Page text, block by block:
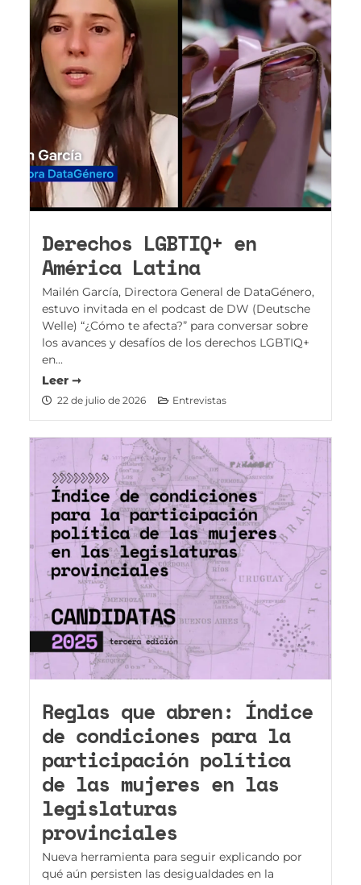
Derechos LGBTIQ+ en
América Latina
Mailén García, Directora General de DataGénero,
estuvo invitada en el podcast de DW (Deutsche
Welle) “¿Cómo te afecta?” para conversar sobre
los avances y desafíos de los derechos LGBTIQ+
en...
Leer ➞
22 de julio de 2026 Entrevistas
Reglas que abren: Índice
de condiciones para la
participación política
de las mujeres en las
legislaturas
provinciales
Nueva herramienta para seguir explicando por
qué aún persisten las desigualdades en la